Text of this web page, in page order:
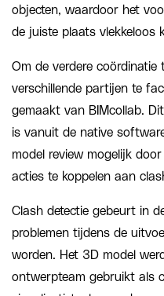
objecten, waardoor het
de juiste plaats vlekkeloos
Om de verdere coördinatie
verschillende partijen te
gemaakt van BIMcollab.
is vanuit de native
model review mogelijk
acties te koppelen aan
Clash detectie gebeurt in
problemen tijdens de
worden. Het 3D model
ontwerpteam gebruikt als